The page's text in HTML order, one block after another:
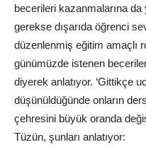
becerileri kazanmalarına da
gerekse dışarıda öğrenci
düzenlenmiş eğitim amaçlı
günümüzde istenen
diyerek anlatıyor. ‘Gittikçe
düşünüldüğünde onların
çehresini büyük oranda
Tüzün, şunları anlatıyor: